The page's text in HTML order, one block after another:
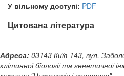
У вільному доступі: PDF
Цитована література
Адреса: 03143 Київ-143, вул.
клітинної біології та генетичної